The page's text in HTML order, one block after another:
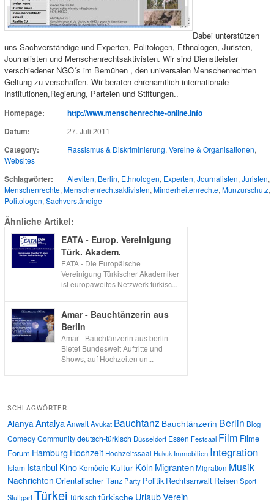
Dabei unterstützen
uns Sachverständige und Experten, Politologen, Ethnologen, Juristen,
Journalisten und Menschenrechtsaktivisten. Wir sind Dienstleister
verschiedener NGO´s im Bemühen , den universalen Menschenrechten
Geltung zu verschaffen. Wir beraten ehrenamtlich internationale
Institutionen,Regierung, Parteien und Stiftungen..
Homepage:
http://www.menschenrechte-online.info
Datum:
27. Juli 2011
Category: Rassismus & Diskriminierung, Vereine & Organisationen,
Websites
Schlagwörter: Aleviten, Berlin, Ethnologen, Experten, Journalisten, Juristen,
Menschenrechte, Menschenrechtsaktivisten, Minderheitenrechte, Munzurschutz,
Politologen, Sachverständige
Ähnliche Artikel:
EATA - Europ. Vereinigung
Türk. Akadem.
EATA - Die Europäische
Vereinigung Türkischer Akademiker
ist europaweites Netzwerk türkisc...
Amar - Bauchtänzerin aus
Berlin
Amar - Bauchtänzerin aus berlin -
Bietet Bundesweit Auftritte und
Shows, auf Hochzeiten un...
SCHLAGWÖRTER
Alanya AntalyaAnwaltAvukat Bauchtanz Bauchtänzerin Berlin Blog
ComedyCommunitydeutsch-türkisch Düsseldorf Essen Festsaal Film Filme
Forum Hamburg Hochzeit Hochzeitssaal Hukuk Immobilien Integration
Islam IstanbulKino Komödie Kultur Köln MigrantenMigration Musik
Nachrichten Orientalischer Tanz Party Politik Rechtsanwalt ReisenSport
StuttgartTürkeiTürkisch türkische UrlaubVerein